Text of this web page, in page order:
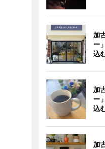
加
ー
込
加
ー
込
加